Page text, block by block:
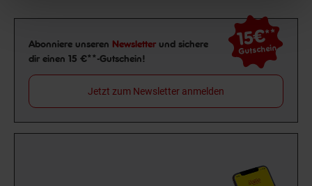
Newsletter Anmeldung
Abonniere unseren Newsletter und sichere
dir einen 15 €**-Gutschein!
15€**
Gutschein
Jetzt zum Newsletter anmelden